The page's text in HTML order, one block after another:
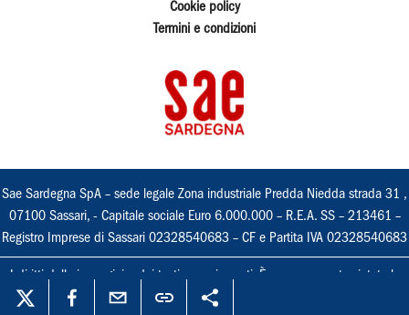
Cookie policy
Termini e condizioni
Sae Sardegna SpA – sede legale Zona industriale Predda Niedda strada 31 ,
07100 Sassari, - Capitale sociale Euro 6.000.000 – R.E.A. SS – 213461 –
Registro Imprese di Sassari 02328540683 – CF e Partita IVA 02328540683
I diritti delle immagini e dei testi sono riservati. È espressamente vietata la
loro riproduzione con qualsiasi mezzo e l'adattamento totale o parziale.